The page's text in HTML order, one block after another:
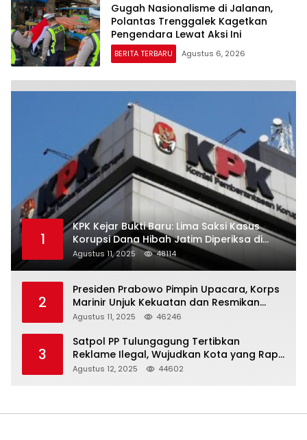
Gugah Nasionalisme di Jalanan,
Polantas Trenggalek Kagetkan
Pengendara Lewat Aksi Ini
BERITA TERBARU Agustus 6, 2026
1
KPK Kejar Bukti Baru: Lima Saksi Kasus
Korupsi Dana Hibah Jatim Diperiksa di
Trenggalek
Agustus 11, 2025 48114
2
Presiden Prabowo Pimpin Upacara, Korps
Marinir Unjuk Kekuatan dan Resmikan
Struktur Baru
Agustus 11, 2025 46246
3
Satpol PP Tulungagung Tertibkan
Reklame Ilegal, Wujudkan Kota yang Rapi
dan Indah
Agustus 12, 2025 44602